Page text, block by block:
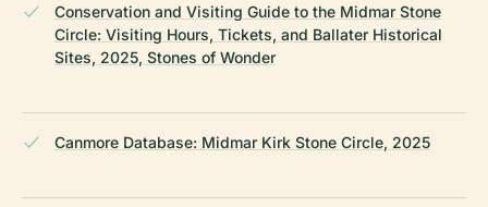
Conservation and Visiting Guide to the Midmar Stone
Circle: Visiting Hours, Tickets, and Ballater Historical
Sites, 2025, Stones of Wonder
Canmore Database: Midmar Kirk Stone Circle, 2025